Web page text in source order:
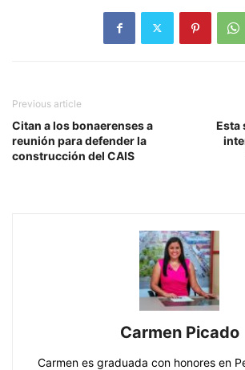
Previous article
Citan a los bonaerenses a
reunión para defender la
construcción del CAIS
Esta
Carmen Picado
Carmen es graduada con honores en